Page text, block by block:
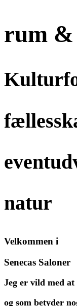
rum &
natur
Velkommen i
Senecas Saloner
Jeg er vild med at
og som betyder